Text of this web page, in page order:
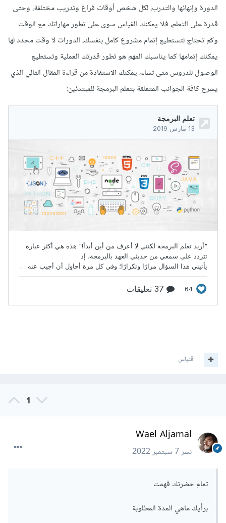
الدورة وإنهائها والتدرب، لكل شخص أوقات فراغ وتدريب مختلفة، وحتى
قدرة على التعلم، فلا يمكنك القياس سوى على تطور مهاراتك مع الوقت
وكم تحتاج لتستطيع إتمام مشروع كامل بنفسك، الدورات لا وقت محدد لها
يمكنك إتمامها كما يناسبك المهم هو تطور قدرتك العملية وتستطيع
الوصول للدروس متى تشاء، يمكنك الاستفادة من قراءة المقال التالي الذي
يشرح كافة الجوانب المتعلقة بتعلم البرمجة للمبتدئين:
اقتباس
1
Wael Aljamal
نشر7 سبتمبر 2022
تمام حضرتك فهمت
برأيك ماهي المدة المطلوبة